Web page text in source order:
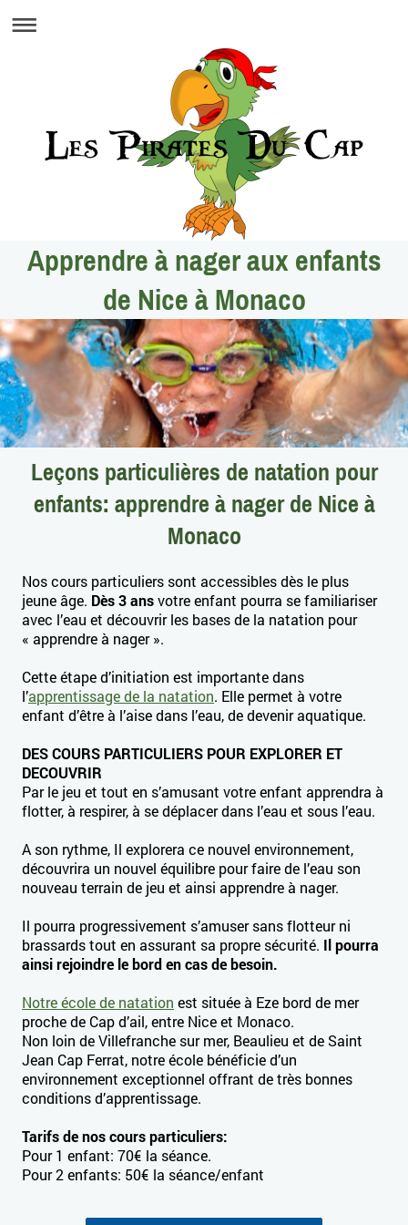
Apprendre à nager aux enfants
de Nice à Monaco
Leçons particulières de natation pour
enfants: apprendre à nager de Nice à
Monaco
Nos cours particuliers sont accessibles dès le plus
jeune âge. Dès 3 ansvotre enfant pourra se familiariser
avec l’eau et découvrir les bases de la natation pour
« apprendre à nager ».
Cette étape d’initiation est importante dans
l’apprentissage de la natation. Elle permet à votre
enfant d’être à l’aise dans l’eau, de devenir aquatique.
DES COURS PARTICULIERS POUR EXPLORER ET
DECOUVRIR
Par le jeu et tout en s’amusant votre enfant apprendra à
flotter, à respirer, à se déplacer dans l’eau et sous l’eau.
A son rythme, Il explorera ce nouvel environnement,
découvrira un nouvel équilibre pour faire de l’eau son
nouveau terrain de jeu et ainsi apprendre à nager.
Il pourra progressivement s’amuser sans flotteur ni
brassards tout en assurant sa propre sécurité. Il pourra
ainsi rejoindre le bord en cas de besoin.
Notre école de natation est située à Eze bord de mer
proche de Cap d’ail, entre Nice et Monaco.
Non loin de Villefranche sur mer, Beaulieu et de Saint
Jean Cap Ferrat, notre école bénéficie d’un
environnement exceptionnel offrant de très bonnes
conditions d’apprentissage.
Tarifs de nos cours particuliers:
Pour 1 enfant: 70€ la séance.
Pour 2 enfants: 50€ la séance/enfant